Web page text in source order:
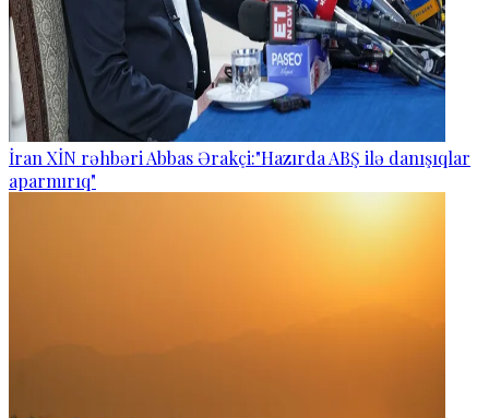
İran XİN rəhbəri Abbas Ərakçi:"Hazırda ABŞ ilə danışıqlar
aparmırıq"